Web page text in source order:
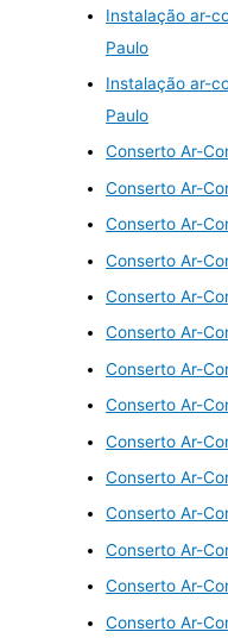
Instalação ar-
Paulo
Instalação ar-
Paulo
Conserto Ar-
Conserto Ar-
Conserto Ar-
Conserto Ar-
Conserto Ar-
Conserto Ar-
Conserto Ar-
Conserto Ar-
Conserto Ar-
Conserto Ar-
Conserto Ar-
Conserto Ar-
Conserto Ar-
Conserto Ar-